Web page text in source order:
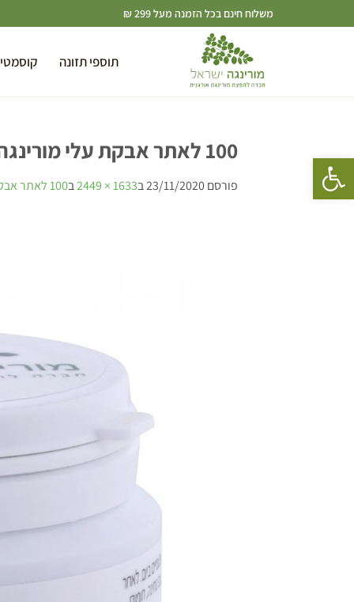
פתח סרגל נגישות
משלוח חינם בכל הזמנה מעל 299 ₪
תוספי תזונה
100 לאתר אבקת עלי מורינגה אורגנית, גדל בישראל בפיקוח ברקוד-7290013636713 אורגני
פורסם23/11/2020ב1633 × 2449 ב100 לאתר אבקת עלי מורינגה אורגנית, גדל בישראל בפיקוח ברקוד-7290013636713 אורגני